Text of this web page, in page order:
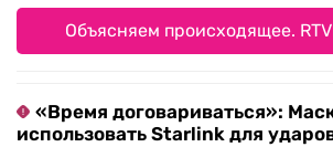
Объясняем происходящее.
«Время договариваться»:
использовать Starlink для